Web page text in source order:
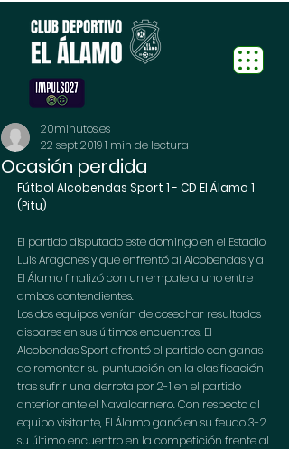
Ocasión perdida
20minutos.es
22 sept 20191 min de lectura
Fútbol Alcobendas Sport 1 - CD El Álamo 1
(Pitu)
El partido disputado este domingo en el Estadio
Luis Aragones y que enfrentó al Alcobendas y a
El Álamo finalizó con un empate a uno entre
ambos contendientes.
Los dos equipos venían de cosechar resultados
dispares en sus últimos encuentros. El
Alcobendas Sport afrontó el partido con ganas
de remontar su puntuación en la clasificación
tras sufrir una derrota por 2-1 en el partido
anterior ante el Navalcarnero. Con respecto al
equipo visitante, El Álamo ganó en su feudo 3-2
su último encuentro en la competición frente al